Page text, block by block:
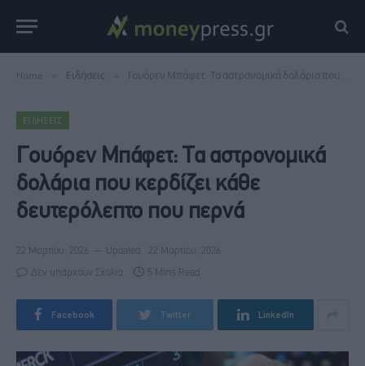
Home Ειδήσεις Γουόρεν Μπάφετ: Τα αστρονομικά δολάρια που κερδίζει κάθε δευτερόλεπτο που περνά
ΕΙΔΉΣΕΙΣ
Γουόρεν Μπάφετ: Τα αστρονομικά
δολάρια που κερδίζει κάθε
δευτερόλεπτο που περνά
22 Μαρτίου, 2026 Updated: 22 Μαρτίου, 2026
Δεν υπάρχουν Σχόλια 5 Mins Read
Facebook Twitter LinkedIn